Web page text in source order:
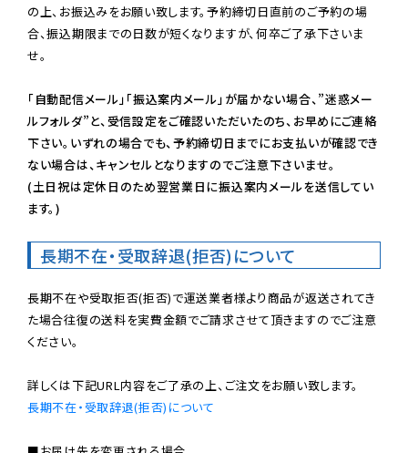
の上、お振込みをお願い致します。予約締切日直前のご予約の場
合、振込期限までの日数が短くなりますが、何卒ご了承下さいま
せ。
「自動配信メール」「振込案内メール」が届かない場合、”迷惑メー
ルフォルダ”と、受信設定をご確認いただいたのち、お早めにご連絡
下さい。いずれの場合でも、予約締切日までにお支払いが確認でき
ない場合は、キャンセルとなりますのでご注意下さいませ。
(土日祝は定休日のため翌営業日に振込案内メールを送信してい
ます。)
長期不在・受取辞退(拒否)について
長期不在や受取拒否(拒否)で運送業者様より商品が返送されてき
た場合往復の送料を実費金額でご請求させて頂きますのでご注意
ください。
長期不在・受取辞退(拒否)について